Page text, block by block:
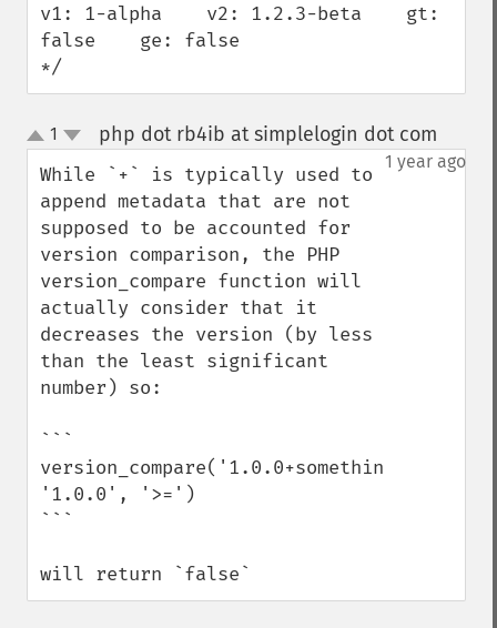
v1: 1-alpha    v2: 1.2.3-beta    gt:
false    ge: false
*/
up
down
1 php dot rb4ib at simplelogin dot com
1 year ago
While `+` is typically used to
append metadata that are not
supposed to be accounted for
version comparison, the PHP
version_compare function will
actually consider that it
decreases the version (by less
than the least significant
number) so:
```
version_compare('1.0.0+something',
'1.0.0', '>=')
```
will return `false`